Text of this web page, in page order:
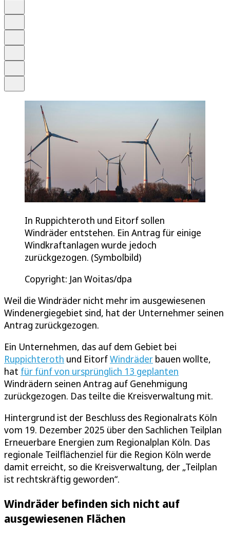
In Ruppichteroth und Eitorf sollen
Windräder entstehen. Ein Antrag für einige
Windkraftanlagen wurde jedoch
zurückgezogen. (Symbolbild)
Copyright: Jan Woitas/dpa
Weil die Windräder nicht mehr im ausgewiesenen
Windenergiegebiet sind, hat der Unternehmer seinen
Antrag zurückgezogen.
Ein Unternehmen, das auf dem Gebiet bei
Ruppichteroth und EitorfWindräder bauen wollte,
hat für fünf von ursprünglich 13 geplanten
Windrädern seinen Antrag auf Genehmigung
zurückgezogen. Das teilte die Kreisverwaltung mit.
Hintergrund ist der Beschluss des Regionalrats Köln
vom 19. Dezember 2025 über den Sachlichen Teilplan
Erneuerbare Energien zum Regionalplan Köln. Das
regionale Teilflächenziel für die Region Köln werde
damit erreicht, so die Kreisverwaltung, der „Teilplan
ist rechtskräftig geworden“.
Windräder befinden sich nicht auf
ausgewiesenen Flächen